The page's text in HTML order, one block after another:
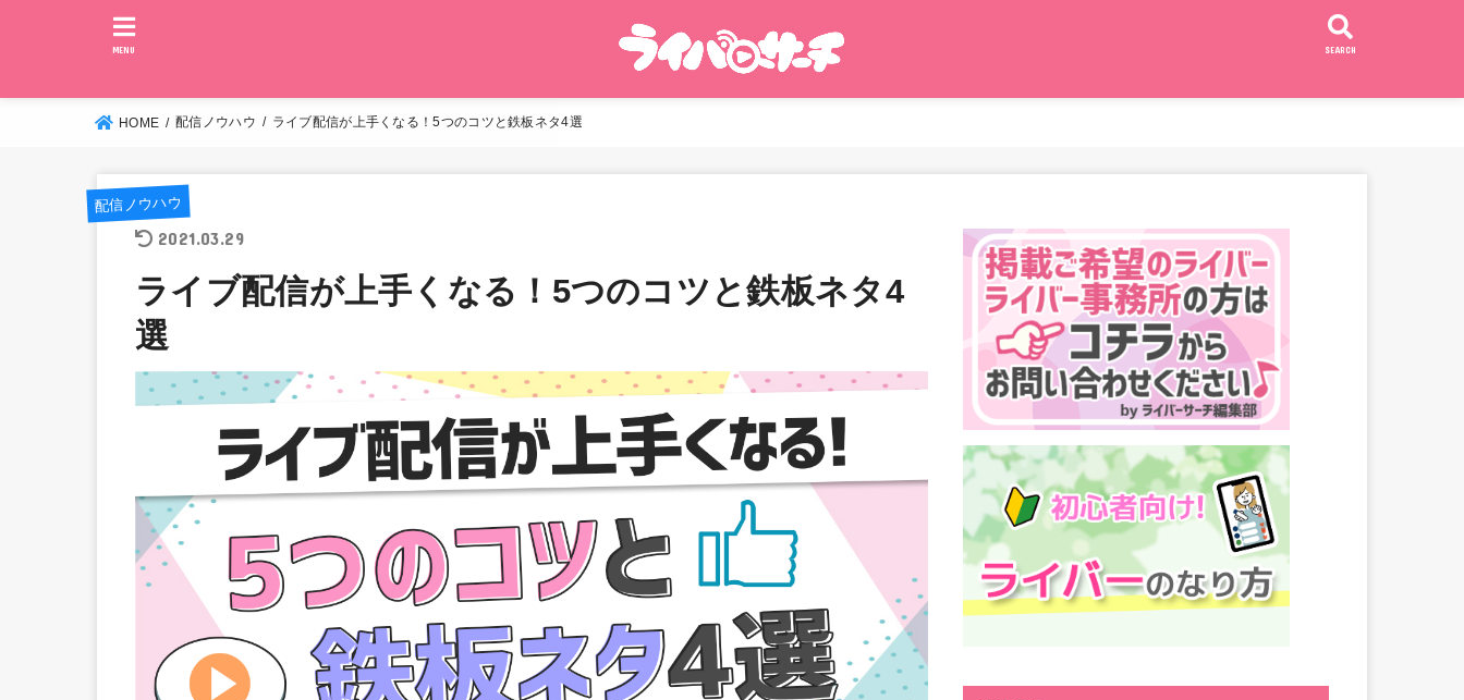
SEARCH
MENU
HOME 配信ノウハウ ライブ配信が上手くなる！5つのコツと鉄板ネタ4選
配信ノウハウ
2021.03.29
ライブ配信が上手くなる！5つのコツと鉄板ネタ4
選